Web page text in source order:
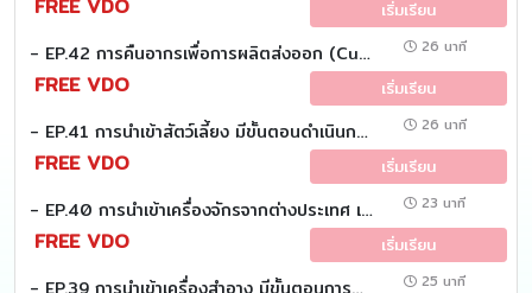
FREE VDO เริ่มเรียน
- EP.42 การคืนอากรเพื่อการผลิตส่งออก (Customs EZ (Eazy)) 26 นาที
FREE VDO เริ่มเรียน
- EP.41 การนำเข้าสัตว์เลี้ยง มีขั้นตอนดำเนินการอย่างไร ให้ถูกต้องและปลอดภัย (Customs EZ (Eazy)) 26 นาที
FREE VDO เริ่มเรียน
- EP.40 การนำเข้าเครื่องจักรจากต่างประเทศ เพื่อซ่อมแซมและส่งกลับออกไป (Customs EZ (Eazy)) 23 นาที
FREE VDO เริ่มเรียน
- EP.39 การนำเข้าเครื่องสำอาง มีขั้นตอนการดำเนินการอย่างไรให้ถูกต้อง (Customs EZ (Eazy)) 25 นาที